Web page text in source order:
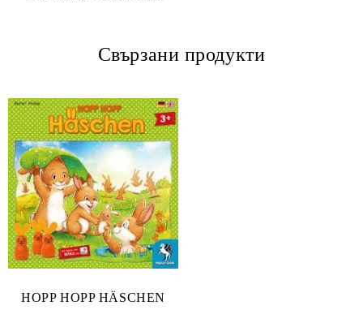
Свързани продукти
HOPP HOPP HÄSCHEN